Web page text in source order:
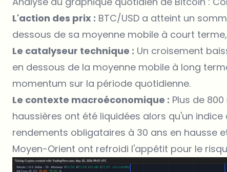
L'action des prix : BTC/USD a atteint un
dessous de sa moyenne mobile à court
Le catalyseur technique : Un croisement
en dessous de la moyenne mobile à long
momentum sur la période quotidienne.
Le contexte macroéconomique : Plus de
haussières ont été liquidées alors qu'un
rendements obligataires à 30 ans en hausse
Moyen-Orient ont refroidi l'appétit pour le